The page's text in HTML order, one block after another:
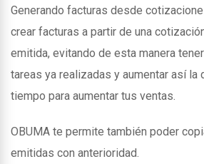
Generando facturas desde
crear facturas a partir de una
emitida, evitando de esta manera
tareas ya realizadas y aumentar así la
tiempo para aumentar tus ventas.
OBUMA te permite también poder
emitidas con anterioridad.